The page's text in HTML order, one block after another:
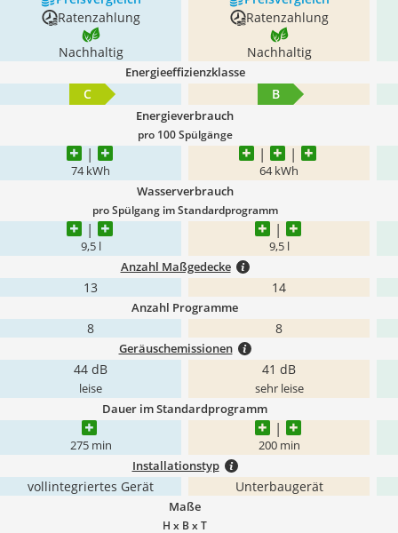
Ratenzahlung
Ratenzahlung
Nachhaltig Nachhaltig
Energieeffizienzklasse
C B
Energieverbrauch
pro 100 Spülgänge
74 kWh 64 kWh
Wasserverbrauch
pro Spülgang im Standardprogramm
9,5 l 9,5 l
Anzahl Maßgedecke
13 14
Anzahl Programme
8 8
Geräuschemissionen
44 dB
leise
41 dB
sehr leise
Dauer im Standardprogramm
275 min 200 min
Installationstyp
vollintegriertes Gerät Unterbaugerät
Maße
H x B x T